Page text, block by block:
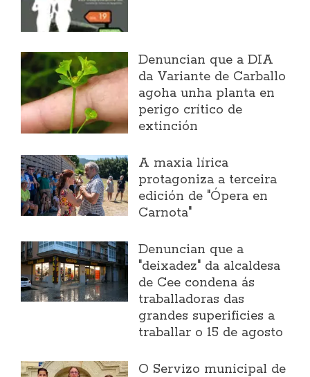
Denuncian que a DIA
da Variante de Carballo
agoha unha planta en
perigo crítico de
extinción
A maxia lírica
protagoniza a terceira
edición de "Ópera en
Carnota"
Denuncian que a
"deixadez" da alcaldesa
de Cee condena ás
traballadoras das
grandes superificies a
traballar o 15 de agosto
O Servizo municipal de